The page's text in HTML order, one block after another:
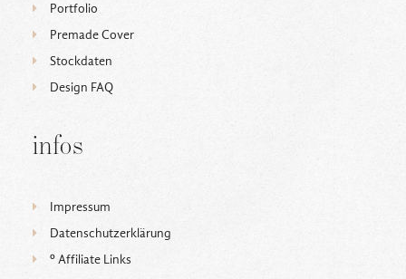
Portfolio
Premade Cover
Stockdaten
Design FAQ
infos
Impressum
Datenschutzerklärung
ᵒ Affiliate Links